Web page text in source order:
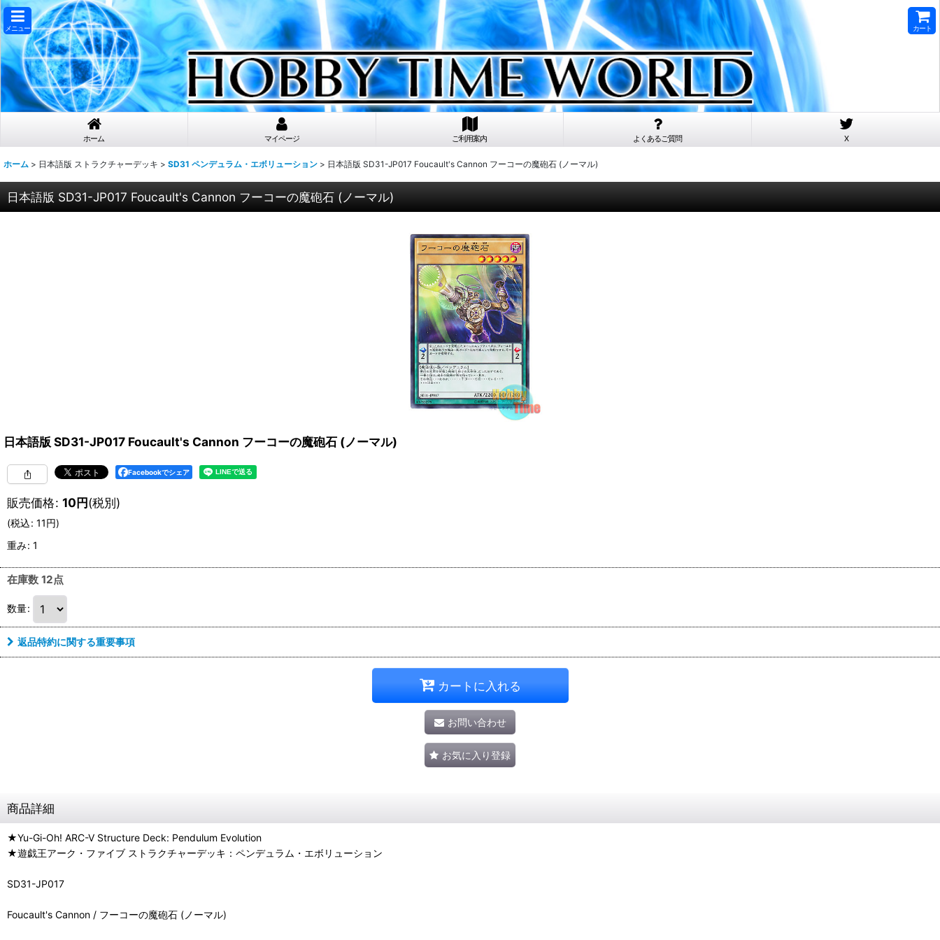
メニュー カート
ホーム マイページ ご利用案内 よくあるご質問 X
ホーム > 日本語版 ストラクチャーデッキ > SD31 ペンデュラム・エボリューション > 日本語版 SD31-JP017 Foucault's Cannon フーコーの魔砲石 (ノーマル)
日本語版 SD31-JP017 Foucault's Cannon フーコーの魔砲石 (ノーマル)
日本語版 SD31-JP017 Foucault's Cannon フーコーの魔砲石 (ノーマル)
Facebookでシェア
販売価格: 10円(税別)
(税込: 11円)
重み: 1
在庫数 12点
数量:
返品特約に関する重要事項
カートに入れる
お問い合わせ
お気に入り登録
商品詳細
★Yu-Gi-Oh! ARC-V Structure Deck: Pendulum Evolution
★遊戯王アーク・ファイブ ストラクチャーデッキ：ペンデュラム・エボリューション
SD31-JP017
Foucault's Cannon / フーコーの魔砲石 (ノーマル)